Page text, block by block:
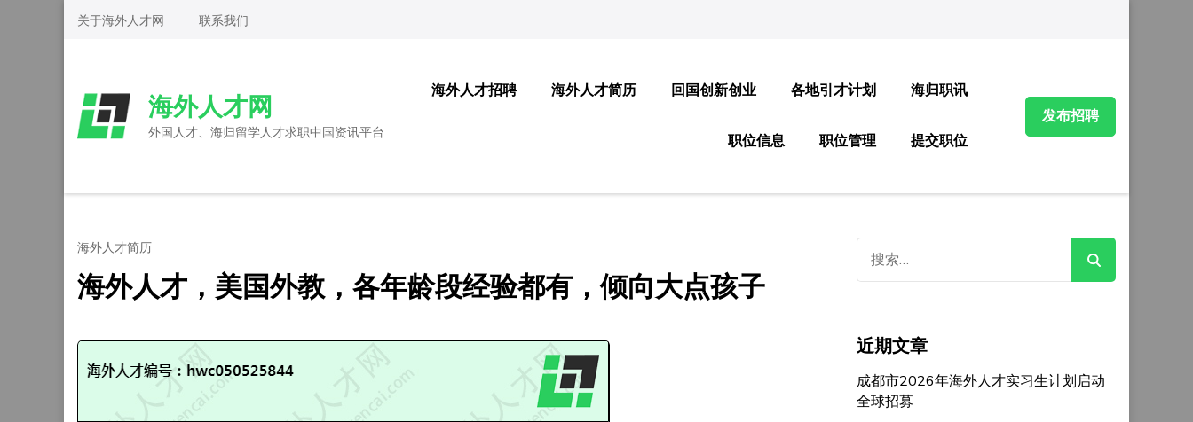
Skip
Enter)
关于海外人才网 联系我们
海外人才网
外国人才、海归留学人才求职中国资讯平台
海外人才招聘 海外人才简历 回国创新创业 各地引才计划 海归职讯
职位信息 职位管理 提交职位
发布招聘
海外人才简历
海外人才，美国外教，各年龄段经验都有，倾向大点孩子
索：
近期文章
成都市2026年海外人才实习生计划启动
全球招募